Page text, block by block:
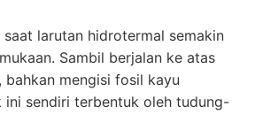
larutan hidrotermal semakin
Sambil berjalan ke atas
mengisi fosil kayu
ini sendiri terbentuk oleh tudung-